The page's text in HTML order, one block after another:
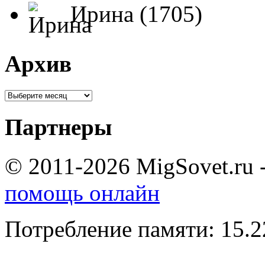
Ирина (1705)
Архив
Партнеры
© 2011-2026 MigSovet.ru
помощь онлайн
Потребление памяти: